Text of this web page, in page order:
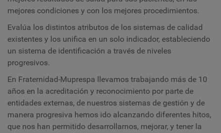
mejores condiciones y con los mejores procedimientos.
Evalúa los distintos atributos de los sistemas de calidad
existentes y los unifica en un solo indicador, estableciendo
un sistema de identificación a través de niveles
progresivos.
En Fraternidad-Muprespa llevamos trabajando más de 10
años en la acreditación y reconocimiento por parte de
entidades externas, de nuestros sistemas de gestión y de
manera progresiva hemos ido alcanzando diferentes hitos,
que nos han permitido desarrollarnos, mejorar, y tener la